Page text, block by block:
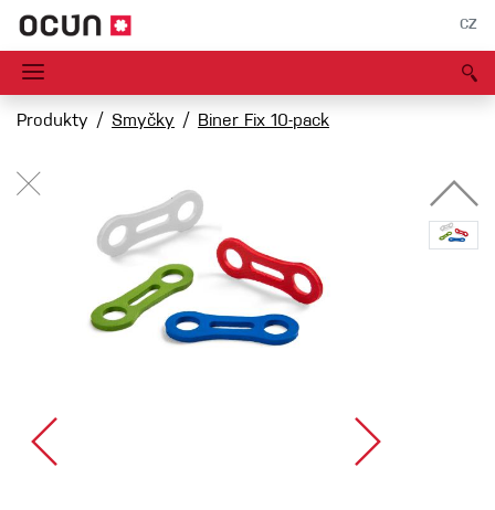
CZ
Produkty Smyčky Biner Fix 10-pack